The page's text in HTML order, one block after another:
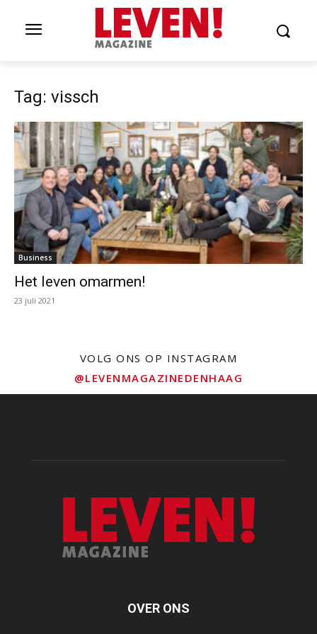
Tag: vissch
Business
Het leven omarmen!
23 juli 2021
VOLG ONS OP INSTAGRAM
@LEVENMAGAZINEDENHAAG
OVER ONS